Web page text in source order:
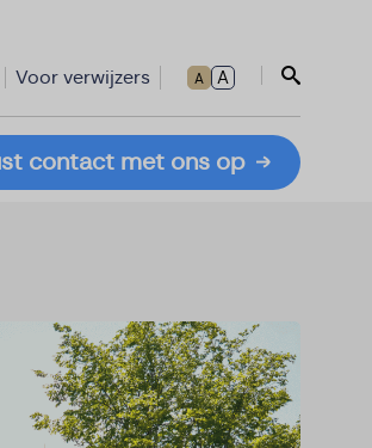
Voor verwijzers A A
contact met ons op